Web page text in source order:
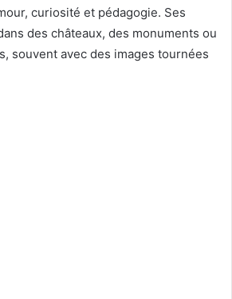
curiosité et pédagogie. Ses
des châteaux, des monuments ou
souvent avec des images tournées